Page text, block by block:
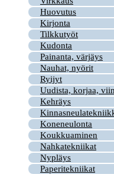
Huovutus
Kirjonta
Tilkkutyöt
Kudonta
Painanta, värjäys
Nauhat, nyörit
Ryijyt
Uudista, korjaa,
Kehräys
Koneneulonta
Koukkuaminen
Nahkatekniikat
Nypläys
Paperitekniikat